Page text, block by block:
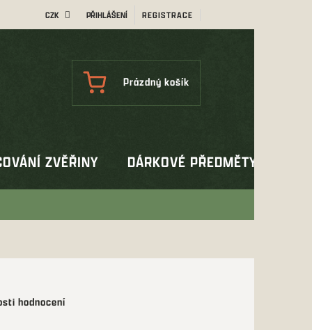
CZK PŘIHLÁŠENÍ REGISTRACE
NÁKUPNÍ
Prázdný košík
ZVĚŘINY DÁRKOVÉ PŘEDMĚTY
hodnocení